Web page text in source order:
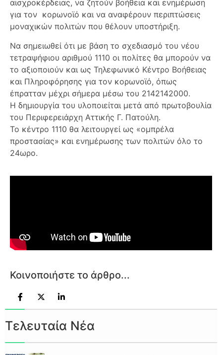
αισχροκέρδειας, να ζητούν βοήθεια και ενημέρωση
για τον κορωνοϊό και να αναφέρουν περιπτώσεις
μοναχικών πολιτών που θέλουν υποστήριξη.
Να σημειωθεί ότι με βάση το σχεδιασμό του νέου
τετραψήφιου αριθμού 1110 οι πολίτες θα μπορούν να
το αξιοποιούν και ως Τηλεφωνικό Κέντρο Βοήθειας
και Πληροφόρησης για τον κορωνοϊό, όπως
έπρατταν μέχρι σήμερα μέσω του 2142142000.
Η δημιουργία του υλοποιείται μετά από πρωτοβουλία
του Περιφερειάρχη Αττικής Γ. Πατούλη.
Το κέντρο 1110 θα λειτουργεί ως «ομπρέλα
προστασίας» και ενημέρωσης των πολιτών όλο το
24ωρο.
Κοινοποιήστε το άρθρο...
Τελευταία Νέα